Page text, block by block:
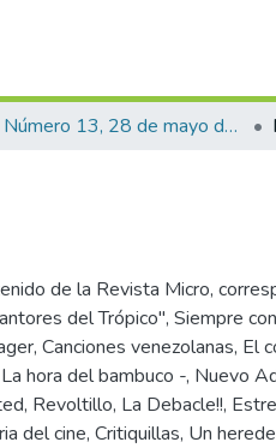
Número 13, 28 de mayo de 1940
de la Revista Micro,
del Trópico", Siempre
Canciones venezolanas, El
hora del bambuco -, Nuevo
Revoltillo, La Debacle!!,
del cine, Critiquillas, Un